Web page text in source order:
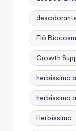
Flô
Growth
herbissimo
herbissimo
Herbíssimo